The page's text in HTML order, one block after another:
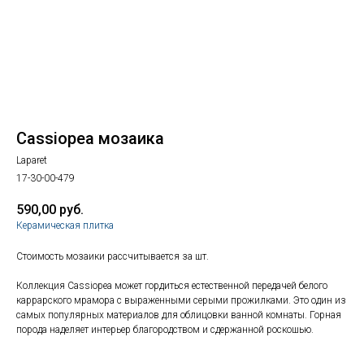
Cassiopea мозаика
Laparet
17-30-00-479
590,00 руб.
Керамическая плитка
Стоимость мозаики рассчитывается за шт.
Коллекция Cassiopea может гордиться естественной передачей белого
каррарского мрамора с выраженными серыми прожилками. Это один из
самых популярных материалов для облицовки ванной комнаты. Горная
порода наделяет интерьер благородством и сдержанной роскошью.